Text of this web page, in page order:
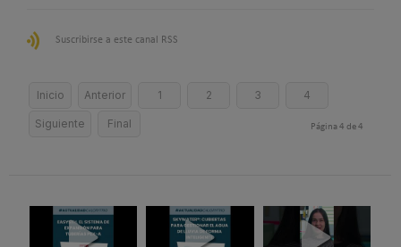
Suscribirse a este canal RSS
Inicio Anterior 1 2 3 4
Siguiente Final Página 4 de 4